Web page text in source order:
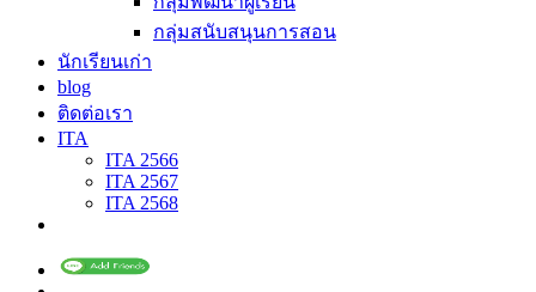
กลุ่มสนับสนุนการสอน
นักเรียนเก่า
blog
ติดต่อเรา
ITA
ITA 2566
ITA 2567
ITA 2568